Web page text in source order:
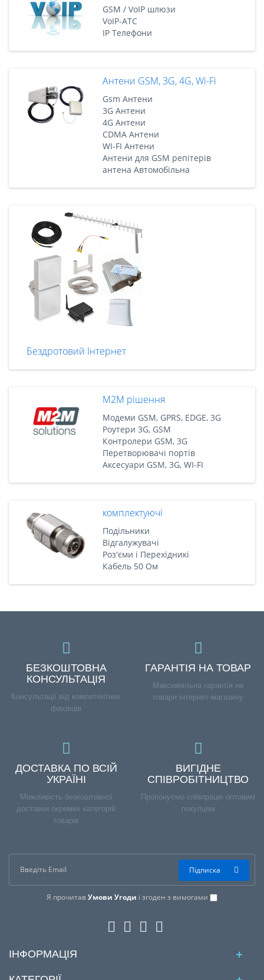
GSM / VoIP шлюзи
VoIP-АТС
IP Телефони
Антени GSM, 3G, 4G, Wi-Fi
Gsm Антени
3G Антени
4G Антени
CDMA Антени
WI-FI Антени
Антени для GSM репітерів
антена Автомобільна
Бездротовий Інтернет
M2M рішення
Модеми GSM, GPRS, EDGE, 3G
Роутери 3G, GSM
Контролери GSM, 3G
Перетворювачі портів
Аксесуари GSM, 3G, WI-FI
комплектуючі
Подільники
Відгалужувачі
Роз'єми і Перехідникі
Кабель 50 Ом
БЕЗКОШТОВНА
КОНСУЛЬТАЦІЯ
Консультації від компетентних
фахівців
ГАРАНТІЯ НА ТОВАР
Максимальна гарантія на
товари інтернет-магазину
ДОСТАВКА ПО ВСІЙ
УКРАЇНІ
Можливість безкоштовної
доставки окремих категорій
товарів
ВИГІДНЕ
СПІВРОБІТНИЦТВО
Пропонуємо співпрацю оптовим
покупцям
Я прочитавУмови Угоди і згоден з вимогами
Підписка
ІНФОРМАЦІЯ